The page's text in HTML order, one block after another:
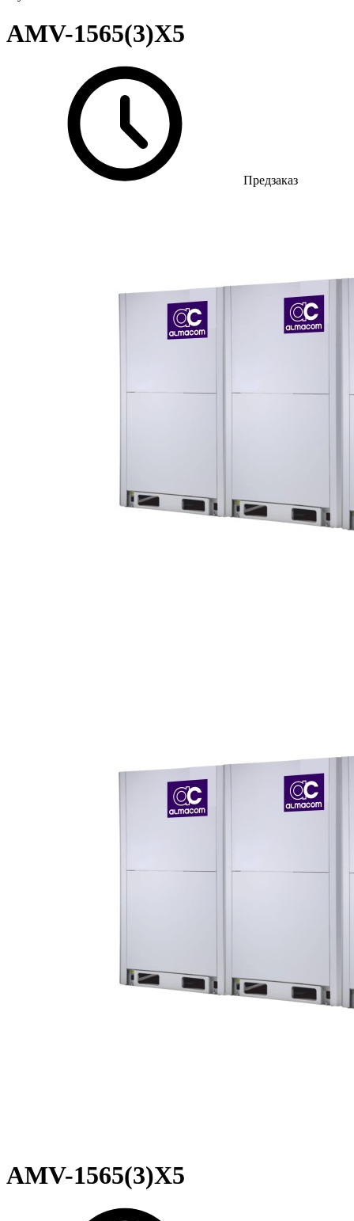
AMV-1565(3)X5
Предзаказ
AMV-1565(3)X5